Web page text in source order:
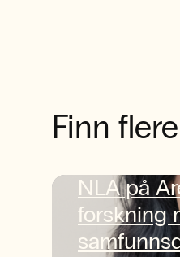
Finn
NLA på
forskning